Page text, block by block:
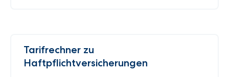
Tarifrechner zu
Haftpflichtversicherungen